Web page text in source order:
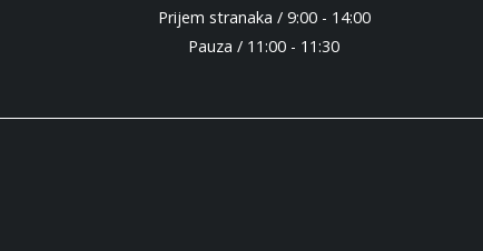
Prijem stranaka / 9:00 - 14:00
Pauza / 11:00 - 11:30